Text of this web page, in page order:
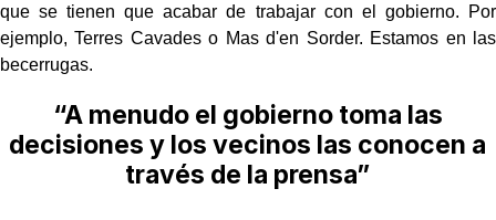
que se tienen que acabar de trabajar con el gobierno. Por
ejemplo, Terres Cavades o Mas d'en Sorder. Estamos en las
becerrugas.
“A menudo el gobierno toma las
decisiones y los vecinos las conocen a
través de la prensa”